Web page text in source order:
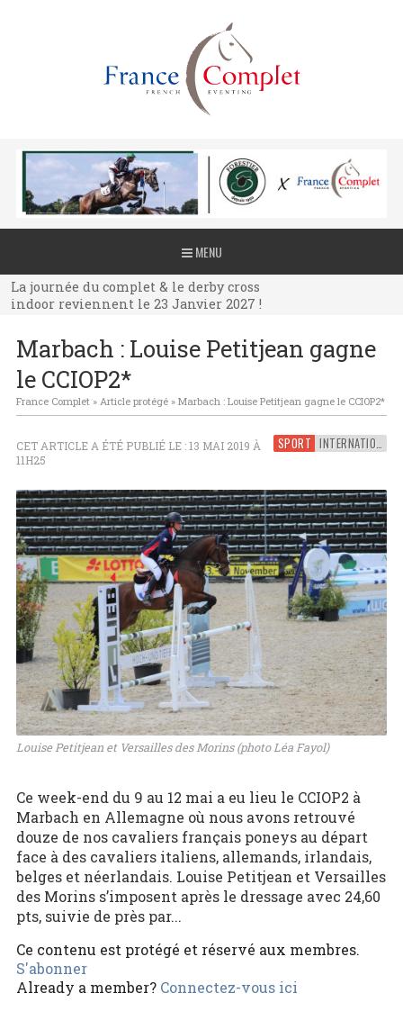
MENU
La journée du complet & le derby cross
indoor reviennent le 23 Janvier 2027 !
La journée du complet & le derby cross
indoor reviennent le 23 Janvier 2027 !
indoor reviennent le 23 Janvier 2027 !
Marbach : Louise Petitjean gagne
le CCIOP2*
France Complet» Article protégé» Marbach : Louise Petitjean gagne le CCIOP2*
SPORT INTERNATIONAL
CET ARTICLE A ÉTÉ PUBLIÉ LE : 13 MAI 2019 À
11H25
Louise Petitjean et Versailles des Morins (photo Léa Fayol)
Ce week-end du 9 au 12 mai a eu lieu le CCIOP2 à
Marbach en Allemagne où nous avons retrouvé
douze de nos cavaliers français poneys au départ
face à des cavaliers italiens, allemands, irlandais,
belges et néerlandais. Louise Petitjean et Versailles
des Morins s’imposent après le dressage avec 24,60
pts, suivie de près par...
Ce contenu est protégé et réservé aux membres.
S'abonner
Already a member? Connectez-vous ici